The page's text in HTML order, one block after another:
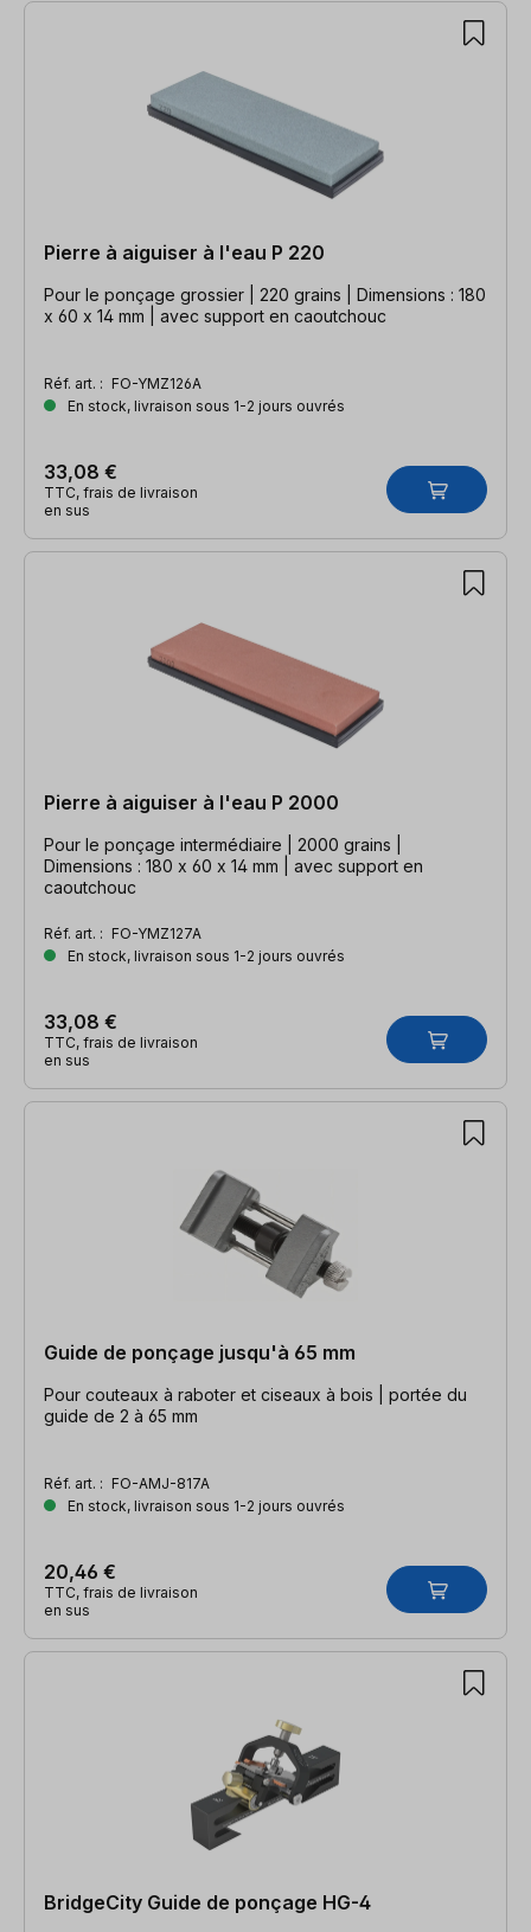
9 articles trouvés
Pierre à aiguiser à l'eau P 220
Pour le ponçage grossier | 220 grains | Dimensions : 180
x 60 x 14 mm | avec support en caoutchouc
Réf. art. : FO-YMZ126A
En stock, livraison sous 1-2 jours ouvrés
33,08 €
TTC, frais de livraison
en sus
Pierre à aiguiser à l'eau P 2000
Pour le ponçage intermédiaire | 2000 grains |
Dimensions : 180 x 60 x 14 mm | avec support en
caoutchouc
Réf. art. : FO-YMZ127A
En stock, livraison sous 1-2 jours ouvrés
33,08 €
TTC, frais de livraison
en sus
Guide de ponçage jusqu'à 65 mm
Pour couteaux à raboter et ciseaux à bois | portée du
guide de 2 à 65 mm
Réf. art. : FO-AMJ-817A
En stock, livraison sous 1-2 jours ouvrés
20,46 €
TTC, frais de livraison
en sus
BridgeCity Guide de ponçage HG-4